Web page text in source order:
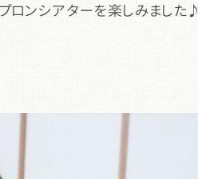
ロンシアターを楽しみました♪